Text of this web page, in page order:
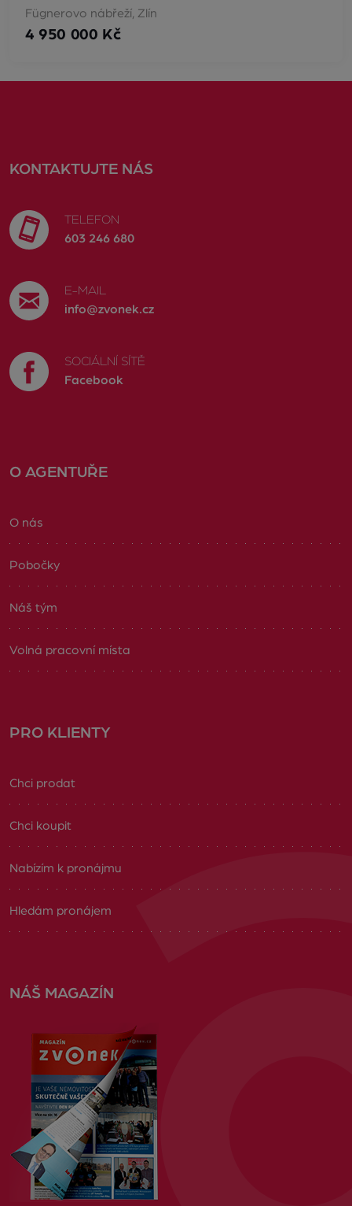
Fügnerovo nábřeží, Zlín
4 950 000 Kč
KONTAKTUJTE NÁS
TELEFON
603 246 680
E-MAIL
info@zvonek.cz
SOCIÁLNÍ SÍTĚ
Facebook
O AGENTUŘE
O nás
Pobočky
Náš tým
Volná pracovní místa
PRO KLIENTY
Chci prodat
Chci koupit
Nabízím k pronájmu
Hledám pronájem
NÁŠ MAGAZÍN